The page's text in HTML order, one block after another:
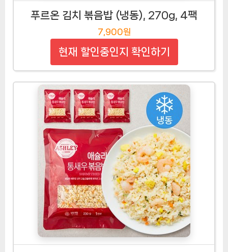
푸르온 김치 볶음밥 (냉동), 270g, 4팩
7,900원
현재 할인중인지 확인하기